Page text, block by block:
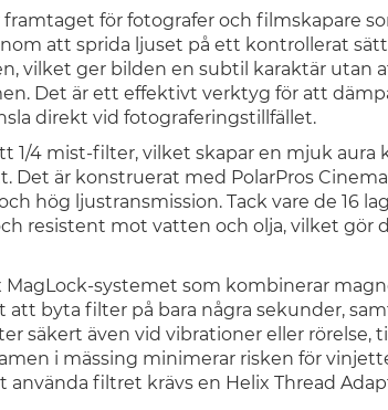
för fotografer och filmskapare
att sprida ljuset på ett kontrollerat
vilket ger bilden en subtil karaktär utan
Det är ett effektivt verktyg för att
direkt vid fotograferingstillfället.
1/4 mist-filter, vilket skapar en mjuk aura
är konstruerat med PolarPros
hög ljustransmission. Tack vare de 16
resistent mot vatten och olja, vilket gör
systemet som kombinerar
byta filter på bara några sekunder,
säkert även vid vibrationer eller rörelse,
i mässing minimerar risken för
filtret krävs en Helix Thread